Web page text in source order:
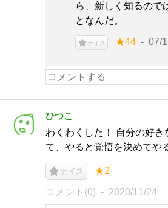
ら、新しく知るので
となんだ。
ナイス ★44 07/
ひつこ
わくわくした！ 自分の好
て、やると覚悟を決めてや
ナイス ★2
コメント(0) 2020/11/24